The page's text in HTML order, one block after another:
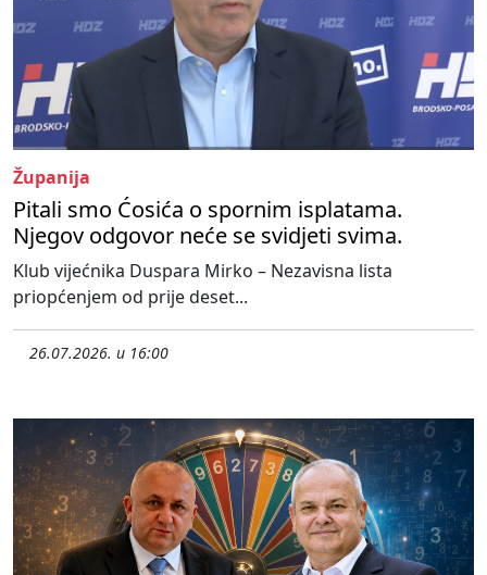
Županija
Pitali smo Ćosića o spornim isplatama.
Njegov odgovor neće se svidjeti svima.
Klub vijećnika Duspara Mirko – Nezavisna lista
priopćenjem od prije deset...
26.07.2026. u 16:00